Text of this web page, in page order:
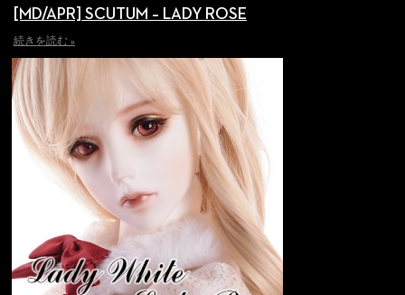
[MD/APR] SCUTUM – LADY ROSE
続きを読む »